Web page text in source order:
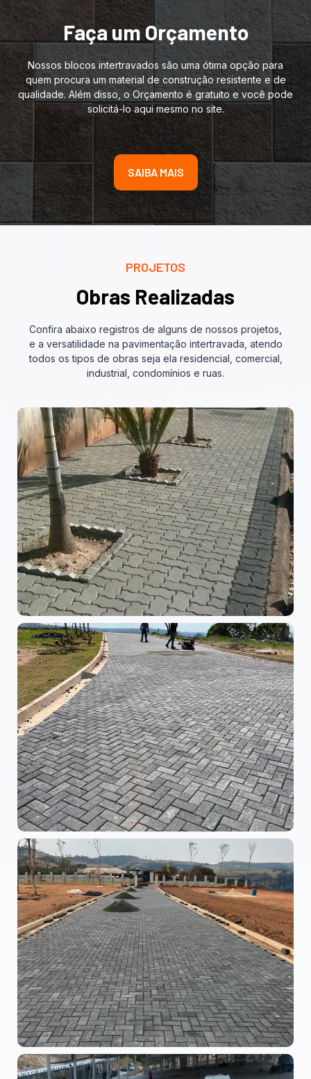
Faça um Orçamento
Nossos blocos intertravados são uma ótima opção para
quem procura um material de construção resistente e de
qualidade. Além disso, o Orçamento é gratuito e você pode
solicitá-lo aqui mesmo no site.
SAIBA MAIS
PROJETOS
Obras Realizadas
Confira abaixo registros de alguns de nossos projetos,
e a versatilidade na pavimentação intertravada, atendo
todos os tipos de obras seja ela residencial, comercial,
industrial, condomínios e ruas.